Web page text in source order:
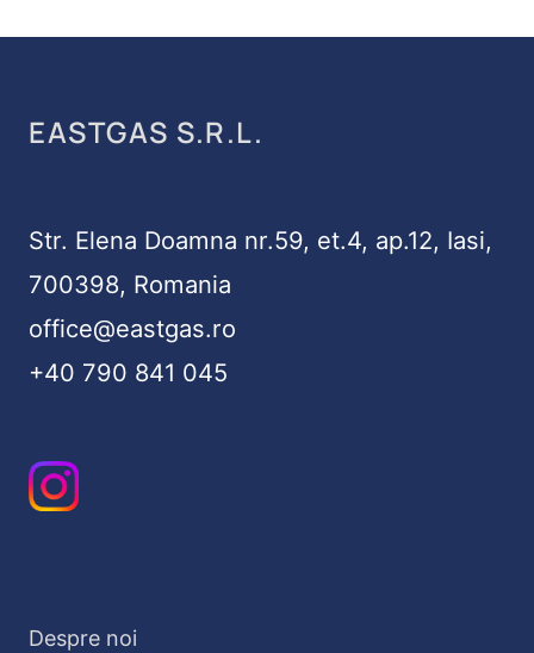
EASTGAS S.R.L.
Str. Elena Doamna nr.59, et.4, ap.12, Iasi,
700398, Romania
office@eastgas.ro
+40 790 841 045
Despre noi